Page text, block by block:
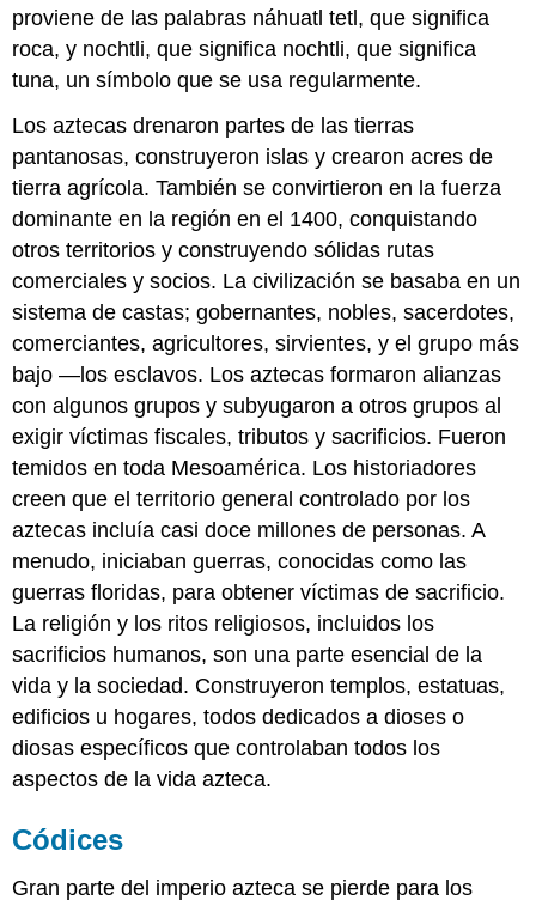
proviene de las palabras náhuatl tetl, que significa
roca, y nochtli, que significa nochtli, que significa
tuna, un símbolo que se usa regularmente.
Los aztecas drenaron partes de las tierras
pantanosas, construyeron islas y crearon acres de
tierra agrícola. También se convirtieron en la fuerza
dominante en la región en el 1400, conquistando
otros territorios y construyendo sólidas rutas
comerciales y socios. La civilización se basaba en un
sistema de castas; gobernantes, nobles, sacerdotes,
comerciantes, agricultores, sirvientes, y el grupo más
bajo —los esclavos. Los aztecas formaron alianzas
con algunos grupos y subyugaron a otros grupos al
exigir víctimas fiscales, tributos y sacrificios. Fueron
temidos en toda Mesoamérica. Los historiadores
creen que el territorio general controlado por los
aztecas incluía casi doce millones de personas. A
menudo, iniciaban guerras, conocidas como las
guerras floridas, para obtener víctimas de sacrificio.
La religión y los ritos religiosos, incluidos los
sacrificios humanos, son una parte esencial de la
vida y la sociedad. Construyeron templos, estatuas,
edificios u hogares, todos dedicados a dioses o
diosas específicos que controlaban todos los
aspectos de la vida azteca.
Códices
Gran parte del imperio azteca se pierde para los